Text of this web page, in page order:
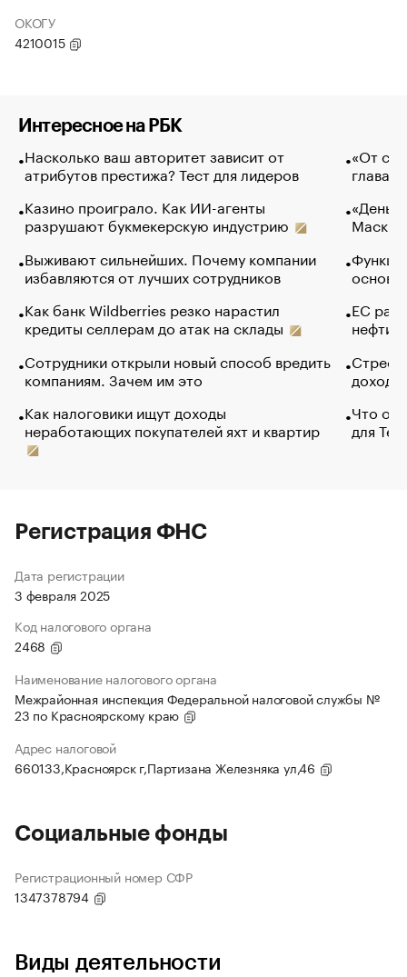
ОКОГУ
4210015
Интересное на РБК
Насколько ваш авторитет зависит от
атрибутов престижа? Тест для лидеров
Казино проиграло. Как ИИ-агенты
разрушают букмекерскую индустрию
Выживают сильнейших. Почему компании
избавляются от лучших сотрудников
Как банк Wildberries резко нарастил
кредиты селлерам до атак на склады
Сотрудники открыли новый способ вредить
компаниям. Зачем им это
Как налоговики ищут доходы
неработающих покупателей яхт и квартир
«От
глава
Маск в
основ
ЕС
нефти
Что
для
Регистрация ФНС
Дата регистрации
3 февраля 2025
Код налогового органа
2468
Наименование налогового органа
Межрайонная инспекция Федеральной налоговой службы №
23 по Красноярскому краю
Адрес налоговой
660133,Красноярск г,Партизана Железняка ул,46
Социальные фонды
Регистрационный номер СФР
1347378794
Виды деятельности